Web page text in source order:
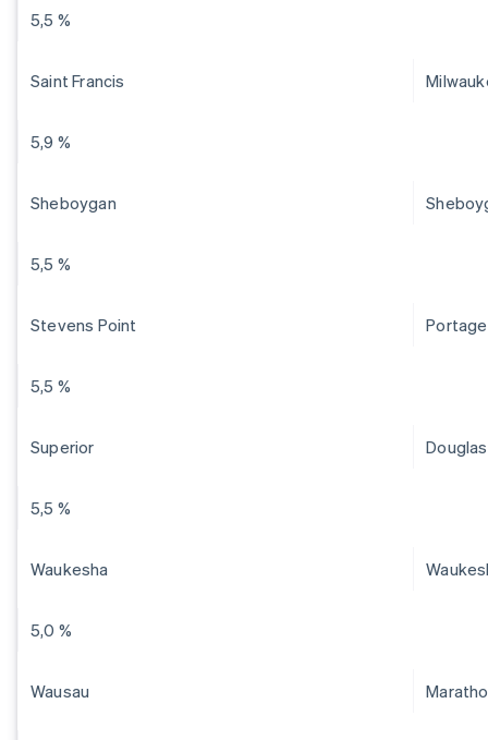
5,5 %
Saint Francis
5,9 %
Sheboygan
5,5 %
Stevens Point Portage
5,5 %
Superior Douglas
5,5 %
Waukesha
5,0 %
Wausau